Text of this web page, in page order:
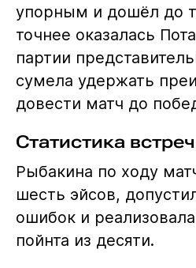
упорным и дошёл до
точнее оказалась
партии
сумела удержать
довести матч до
Статистика
Рыбакина по ходу
шесть эйсов,
ошибок и
пойнта из десяти.